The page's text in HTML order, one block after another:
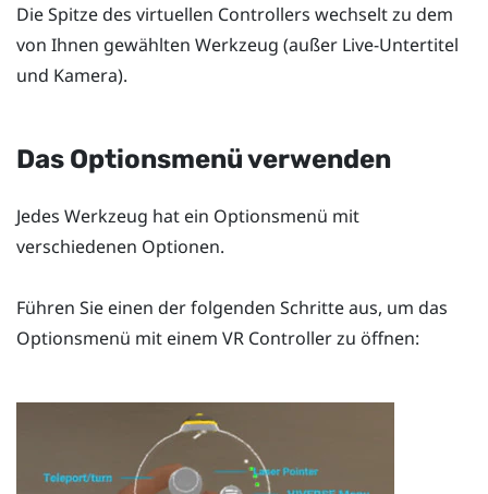
Die Spitze des virtuellen Controllers wechselt zu dem
von Ihnen gewählten Werkzeug (außer Live-Untertitel
und Kamera).
Das Optionsmenüverwenden
Jedes Werkzeug hat ein Optionsmenü mit
verschiedenen Optionen.
Führen Sie einen der folgenden Schritte aus, um das
Optionsmenü mit einem VR Controller zu öffnen: